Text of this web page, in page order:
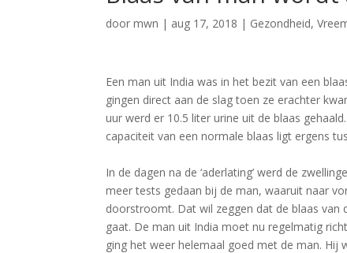
doormwn | aug 17, 2018 | Gezondheid,
Een man uit India was in het bezit van een
gingen direct aan de slag toen ze erachter
uur werd er 10.5 liter urine uit de blaas
capaciteit van een normale blaas ligt ergens
In de dagen na de ‘aderlating’ werd de
meer tests gedaan bij de man, waaruit naar
doorstroomt. Dat wil zeggen dat de blaas
gaat. De man uit India moet nu regelmatig
ging het weer helemaal goed met de man. Hij